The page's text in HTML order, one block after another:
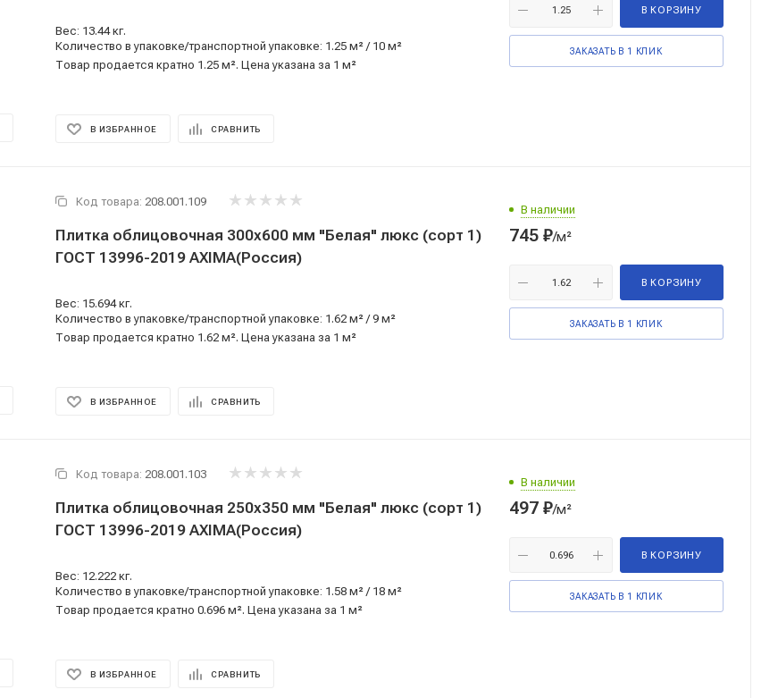
Вес: 13.44 кг.
Количество в упаковке/транспортной упаковке: 1.25 м² / 10 м²
Товар продается кратно 1.25 м². Цена указана за 1 м²
В ИЗБРАННОЕ СРАВНИТЬ
В КОРЗИНУ
ЗАКАЗАТЬ В 1 КЛИК
Код товара: 208.001.109
Плитка облицовочная 300x600 мм "Белая" люкс (сорт 1)
ГОСТ 13996-2019 AXIMA(Россия)
Вес: 15.694 кг.
Количество в упаковке/транспортной упаковке: 1.62 м² / 9 м²
Товар продается кратно 1.62 м². Цена указана за 1 м²
В ИЗБРАННОЕ СРАВНИТЬ
В наличии
745 ₽/м²
В КОРЗИНУ
ЗАКАЗАТЬ В 1 КЛИК
Код товара: 208.001.103
Плитка облицовочная 250x350 мм "Белая" люкс (сорт 1)
ГОСТ 13996-2019 AXIMA(Россия)
Вес: 12.222 кг.
Количество в упаковке/транспортной упаковке: 1.58 м² / 18 м²
Товар продается кратно 0.696 м². Цена указана за 1 м²
В ИЗБРАННОЕ СРАВНИТЬ
В наличии
497 ₽/м²
В КОРЗИНУ
ЗАКАЗАТЬ В 1 КЛИК